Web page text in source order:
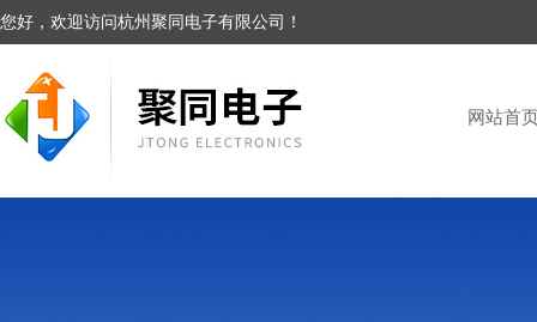
您好，欢迎访问杭州聚同电子有限公司！
网站首